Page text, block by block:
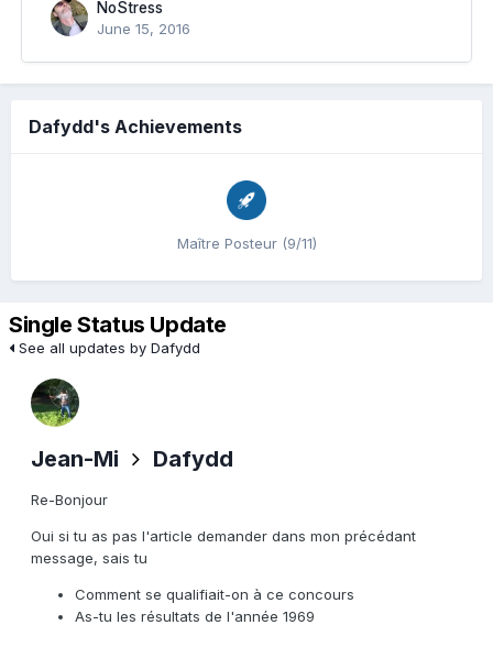
NoStress
June 15, 2016
Dafydd's Achievements
Maître Posteur (9/11)
Single Status Update
See all updates by Dafydd
Jean-Mi Dafydd
Re-Bonjour
Oui si tu as pas l'article demander dans mon précédant
message, sais tu
Comment se qualifiait-on à ce concours
As-tu les résultats de l'année 1969